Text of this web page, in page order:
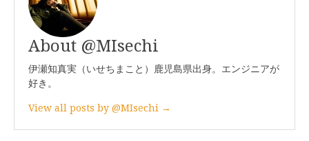
About @MIsechi
伊瀬知真実（いせちまこと）鹿児島県出身。エンジニアが
好き。
View all posts by @MIsechi →